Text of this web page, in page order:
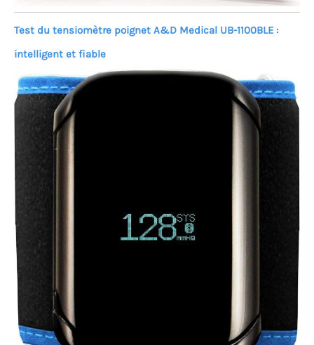
Test du tensiomètre poignet A&D Medical UB-1100BLE :
intelligent et fiable